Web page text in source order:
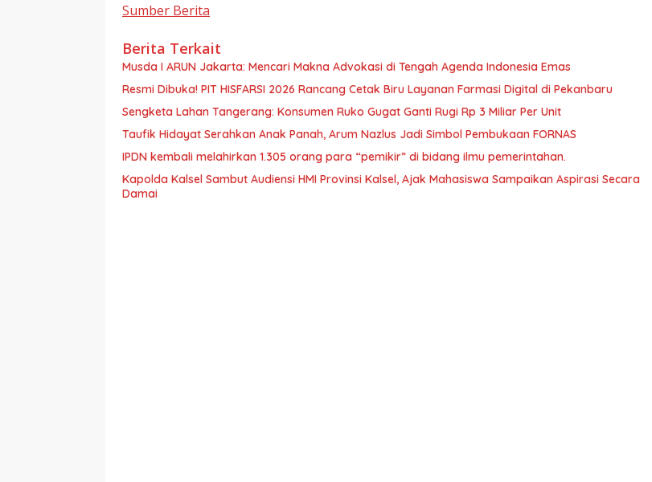
Sumber Berita
Berita Terkait
Musda I ARUN Jakarta: Mencari Makna Advokasi di Tengah Agenda Indonesia Emas
Resmi Dibuka! PIT HISFARSI 2026 Rancang Cetak Biru Layanan Farmasi Digital di Pekanbaru
Sengketa Lahan Tangerang: Konsumen Ruko Gugat Ganti Rugi Rp 3 Miliar Per Unit
Taufik Hidayat Serahkan Anak Panah, Arum Nazlus Jadi Simbol Pembukaan FORNAS
IPDN kembali melahirkan 1.305 orang para “pemikir” di bidang ilmu pemerintahan.
Kapolda Kalsel Sambut Audiensi HMI Provinsi Kalsel, Ajak Mahasiswa Sampaikan Aspirasi Secara
Damai